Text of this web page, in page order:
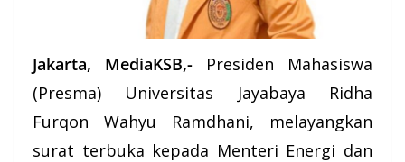
Jakarta, MediaKSB,- Presiden Mahasiswa
(Presma) Universitas Jayabaya Ridha
Furqon Wahyu Ramdhani, melayangkan
surat terbuka kepada Menteri Energi dan